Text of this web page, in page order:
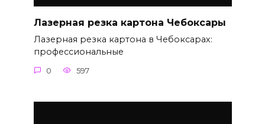
Лазерная резка картона Чебоксары
Лазерная резка картона в Чебоксарах:
профессиональные
0 597